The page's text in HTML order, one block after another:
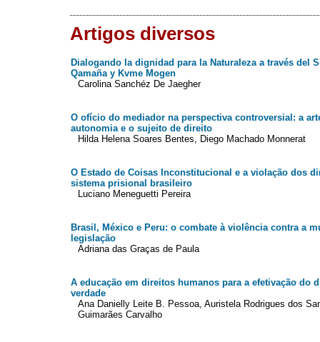
Artigos diversos
Dialogando la dignidad para la Naturaleza a través del
Qamaña y Kvme Mogen
Carolina Sanchéz De Jaegher
O ofício do mediador na perspectiva controversial: a
autonomia e o sujeito de direito
Hilda Helena Soares Bentes, Diego Machado Monnerat
O Estado de Coisas Inconstitucional e a violação dos
sistema prisional brasileiro
Luciano Meneguetti Pereira
Brasil, México e Peru: o combate à violência contra a
legislação
Adriana das Graças de Paula
A educação em direitos humanos para a efetivação do
verdade
Ana Danielly Leite B. Pessoa, Auristela Rodrigues dos
Guimarães Carvalho